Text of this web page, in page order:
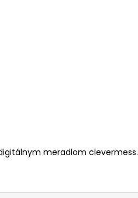
meradlom clevermess.